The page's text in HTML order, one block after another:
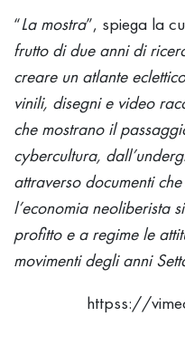
“La mostra”, spiega la
frutto di due anni di
creare un atlante
vinili, disegni e video
che mostrano il
cybercultura,
attraverso documenti
l’economia neoliberista
profitto e a regime le
movimenti degli anni
httpss://